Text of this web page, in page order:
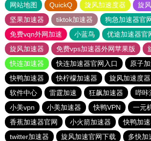
网站地图 QuickQ 旋风加速度器
旋
坚果加速器
tiktok加速器
狗急加速器官
免费vqn外网加速
小蓝鸟 优途加速器官
旋风加速器
免费vps加速器外网苹果版
快连加速器
快连加速器官网入口
原子
快鸭加速器
快柠檬加速器 旋风加速度器
软件中心
雷霆加速 狂飙加速器 哔咔
小美vpn
小美加速器 快鸭VPN
一元
香蕉加速器官网
小火箭加速器
快鸭加
twitter加速器
旋风加速官网下载
多快加